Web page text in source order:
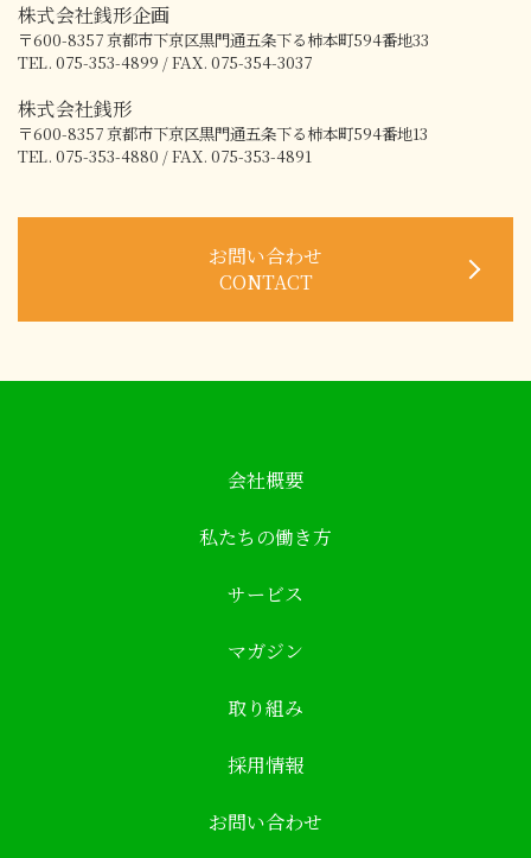
株式会社銭形企画
〒600-8357京都市下京区黒門通五条下る柿本町594番地33
TEL. 075-353-4899 / FAX. 075-354-3037
株式会社銭形
〒600-8357京都市下京区黒門通五条下る柿本町594番地13
TEL. 075-353-4880 / FAX. 075-353-4891
お問い合わせ
CONTACT
会社概要
私たちの働き方
サービス
マガジン
取り組み
採用情報
お問い合わせ